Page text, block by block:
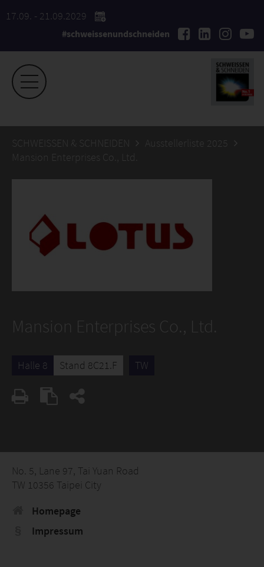
17.09. - 21.09.2029
#schweissenundschneiden
SCHWEISSEN & SCHNEIDEN
Ausstellerliste 2025
Mansion Enterprises Co., Ltd.
Mansion Enterprises Co., Ltd.
Halle 8 Stand 8C21.F TW
No. 5, Lane 97, Tai Yuan Road
TW 10356 Taipei City
Homepage
Impressum